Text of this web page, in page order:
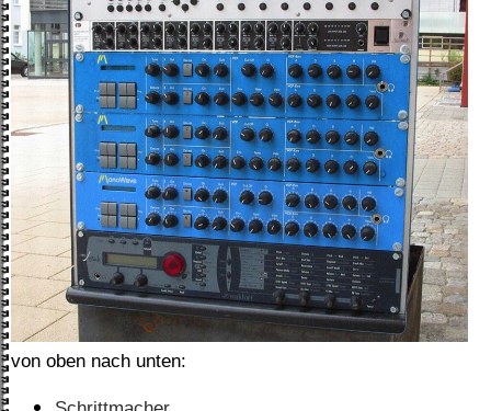
von oben nach unten: